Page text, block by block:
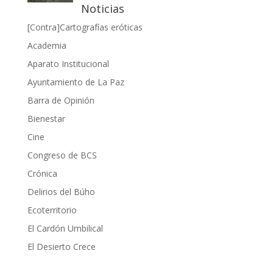
Noticias
[Contra]Cartografías eróticas
Academia
Aparato Institucional
Ayuntamiento de La Paz
Barra de Opinión
Bienestar
Cine
Congreso de BCS
Crónica
Delirios del Búho
Ecoterritorio
El Cardón Umbilical
El Desierto Crece